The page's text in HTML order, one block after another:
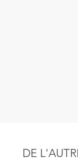
DE